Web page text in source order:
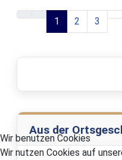
1 2 3
Aus der
Wir benutzen Cookies
Wir nutzen Cookies auf